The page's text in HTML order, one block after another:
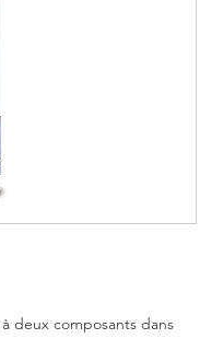
deux composants dans